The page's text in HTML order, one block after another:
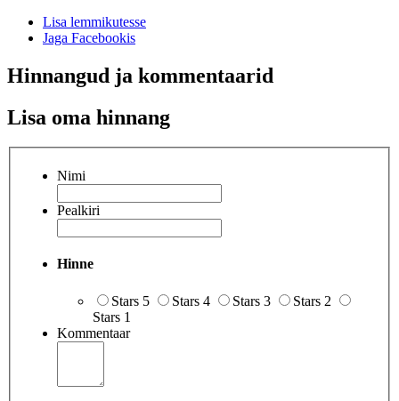
Lisa lemmikutesse
Jaga Facebookis
Hinnangud ja kommentaarid
Lisa oma hinnang
Nimi
Pealkiri
Hinne
Stars 5 Stars 4 Stars 3
Stars 2
Stars 1
Kommentaar